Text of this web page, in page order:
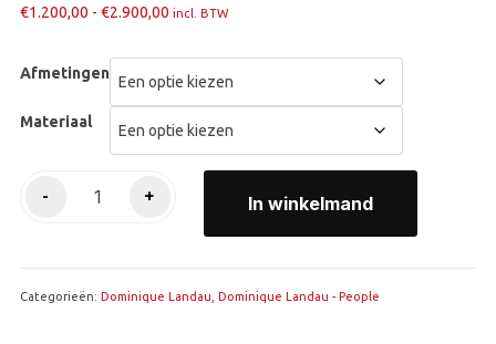
€1.200,00 - €2.900,00Prijsklasse:
incl. BTW
Afmetingen
Materiaal
- + In winkelmand
Categorieën: Dominique Landau Dominique Landau - People